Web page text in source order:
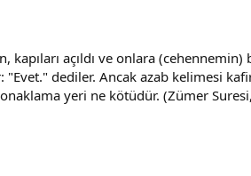
açıldı ve onlara
"Evet." dediler. Ancak azab kelimesi
yeri ne kötüdür. (Zümer